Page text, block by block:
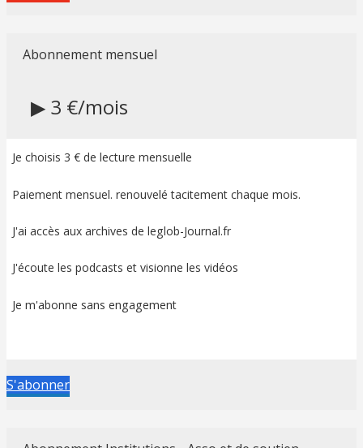
Abonnement mensuel
▶ 3 €/mois
Je choisis 3 € de lecture mensuelle
Paiement mensuel. renouvelé tacitement chaque mois.
J'ai accès aux archives de leglob-Journal.fr
J'écoute les podcasts et visionne les vidéos
Je m'abonne sans engagement
S'abonner